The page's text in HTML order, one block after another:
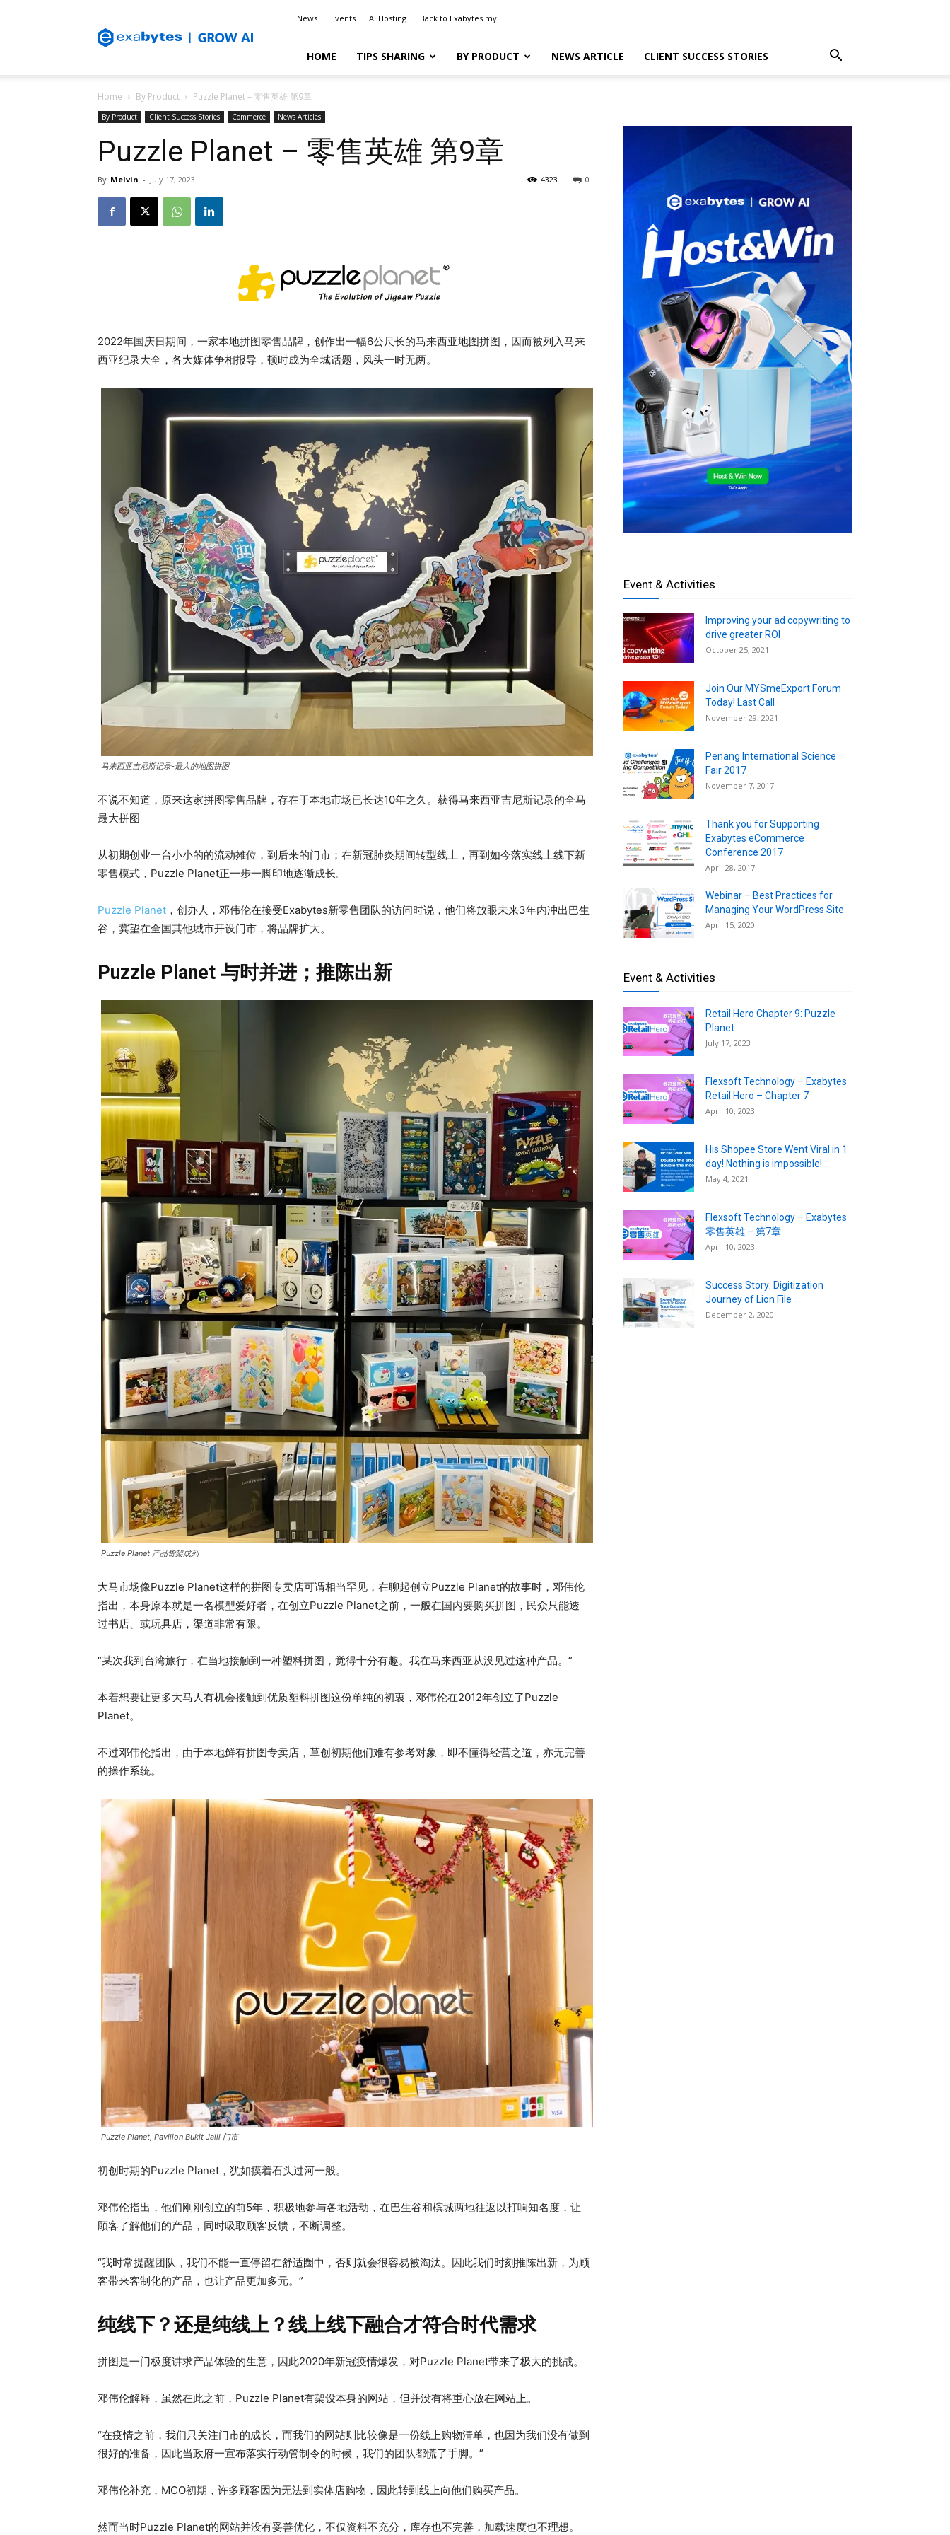
Blog
News Events AI Hosting Back to Exabytes.my
HOME TIPS SHARING BY PRODUCT NEWS ARTICLE CLIENT SUCCESS STORIES
Home By Product Puzzle Planet – 零售英雄 第9章
By Product Client Success Stories Commerce News Articles
Puzzle Planet – 零售英雄 第9章
By Melvin - July 17, 2023 0
4323
2022年国庆日期间，一家本地拼图零售品牌，创作出一幅6公尺长的马来西亚地图拼图，因而被列入马来
西亚纪录大全，各大媒体争相报导，顿时成为全城话题，风头一时无两。
马来西亚吉尼斯记录-最大的地图拼图
不说不知道，原来这家拼图零售品牌，存在于本地市场已长达10年之久。获得马来西亚吉尼斯记录的全马
最大拼图
从初期创业一台小小的的流动摊位，到后来的门市；在新冠肺炎期间转型线上，再到如今落实线上线下新
零售模式，Puzzle Planet正一步一脚印地逐渐成长。
Puzzle Planet ，创办人，邓伟伦在接受Exabytes新零售团队的访问时说，他们将放眼未来3年内冲出巴生
谷，冀望在全国其他城市开设门市，将品牌扩大。
Puzzle Planet 与时并进；推陈出新
Puzzle Planet 产品货架成列
大马市场像Puzzle Planet这样的拼图专卖店可谓相当罕见，在聊起创立Puzzle Planet的故事时，邓伟伦
指出，本身原本就是一名模型爱好者，在创立Puzzle Planet之前，一般在国内要购买拼图，民众只能透
过书店、或玩具店，渠道非常有限。
“某次我到台湾旅行，在当地接触到一种塑料拼图，觉得十分有趣。我在马来西亚从没见过这种产品。”
本着想要让更多大马人有机会接触到优质塑料拼图这份单纯的初衷，邓伟伦在2012年创立了Puzzle
Planet。
不过邓伟伦指出，由于本地鲜有拼图专卖店，草创初期他们难有参考对象，即不懂得经营之道，亦无完善
的操作系统。
Puzzle Planet, Pavilion Bukit Jalil 门市
初创时期的Puzzle Planet，犹如摸着石头过河一般。
邓伟伦指出，他们刚刚创立的前5年，积极地参与各地活动，在巴生谷和槟城两地往返以打响知名度，让
顾客了解他们的产品，同时吸取顾客反馈，不断调整。
“我时常提醒团队，我们不能一直停留在舒适圈中，否则就会很容易被淘汰。因此我们时刻推陈出新，为顾
客带来客制化的产品，也让产品更加多元。”
纯线下？还是纯线上？线上线下融合才符合时代需求
拼图是一门极度讲求产品体验的生意，因此2020年新冠疫情爆发，对Puzzle Planet带来了极大的挑战。
邓伟伦解释，虽然在此之前，Puzzle Planet有架设本身的网站，但并没有将重心放在网站上。
“在疫情之前，我们只关注门市的成长，而我们的网站则比较像是一份线上购物清单，也因为我们没有做到
很好的准备，因此当政府一宣布落实行动管制令的时候，我们的团队都慌了手脚。”
邓伟伦补充，MCO初期，许多顾客因为无法到实体店购物，因此转到线上向他们购买产品。
然而当时Puzzle Planet的网站并没有妥善优化，不仅资料不充分，库存也不完善，加载速度也不理想。
Event & Activities
Improving your ad copywriting to
drive greater ROI
October 25, 2021
Join Our MYSmeExport Forum
Today! Last Call
November 29, 2021
Penang International Science
Fair 2017
November 7, 2017
Thank you for Supporting
Exabytes eCommerce
Conference 2017
April 28, 2017
Webinar – Best Practices for
Managing Your WordPress Site
April 15, 2020
Event & Activities
Retail Hero Chapter 9: Puzzle
Planet
July 17, 2023
Flexsoft Technology – Exabytes
Retail Hero – Chapter 7
April 10, 2023
His Shopee Store Went Viral in 1
day! Nothing is impossible!
May 4, 2021
Flexsoft Technology – Exabytes
零售英雄 – 第7章
April 10, 2023
Success Story: Digitization
Journey of Lion File
December 2, 2020